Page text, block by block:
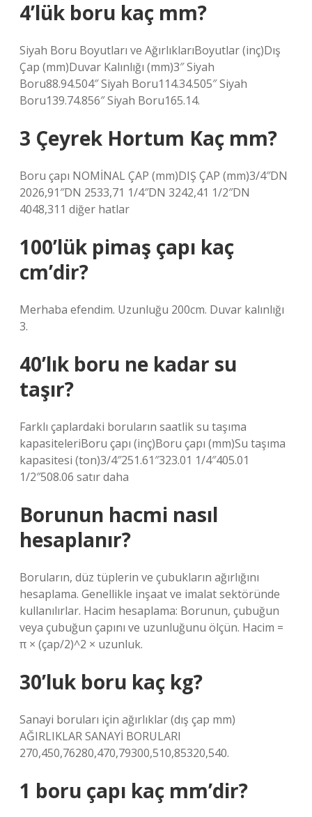
4’lük boru kaç mm?
Siyah Boru Boyutları ve AğırlıklarıBoyutlar (inç)Dış
Çap (mm)Duvar Kalınlığı (mm)3″ Siyah
Boru88.94.504″ Siyah Boru114.34.505″ Siyah
Boru139.74.856″ Siyah Boru165.14.
3 Çeyrek Hortum Kaç mm?
Boru çapı NOMİNAL ÇAP (mm)DIŞ ÇAP (mm)3/4″DN
2026,91″DN 2533,71 1/4″DN 3242,41 1/2″DN
4048,311 diğer hatlar
100’lük pimaş çapı kaç
cm’dir?
Merhaba efendim. Uzunluğu 200cm. Duvar kalınlığı
3.
40’lık boru ne kadar su
taşır?
Farklı çaplardaki boruların saatlik su taşıma
kapasiteleriBoru çapı (inç)Boru çapı (mm)Su taşıma
kapasitesi (ton)3/4″251.61″323.01 1/4″405.01
1/2″508.06 satır daha
Borunun hacmi nasıl
hesaplanır?
Boruların, düz tüplerin ve çubukların ağırlığını
hesaplama. Genellikle inşaat ve imalat sektöründe
kullanılırlar. Hacim hesaplama: Borunun, çubuğun
veya çubuğun çapını ve uzunluğunu ölçün. Hacim =
π × (çap/2)^2 × uzunluk.
30’luk boru kaç kg?
Sanayi boruları için ağırlıklar (dış çap mm)
AĞIRLIKLAR SANAYİ BORULARI
270,450,76280,470,79300,510,85320,540.
1 boru çapı kaç mm’dir?